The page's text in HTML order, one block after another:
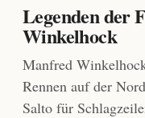
Legenden der
Winkelhock
Manfred
Rennen auf der
Salto für